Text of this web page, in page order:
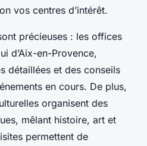
vos centres d’intérêt.
précieuses : les offices
d’Aix-en-Provence,
détaillées et des conseils
en cours. De plus,
organisent des
mêlant histoire, art et
permettent de